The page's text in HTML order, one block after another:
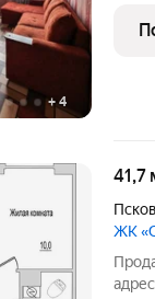
+ 4
ЖК